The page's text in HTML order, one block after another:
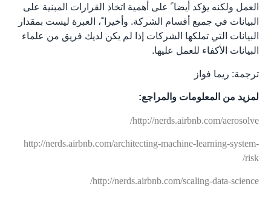
العمل ولكنه يؤكد أيضا ً على أهمية اتخاذ القرارات المبنية على
البيانات في جميع أقسام الشركة. وأخيرا ً، العبرة ليست بمقدار
البيانات التي تملكها الشركات إذا لم يكن لديك فريق من علماء
البيانات الأكفاء للعمل عليها.
ترجمة: ريما فواز
لمزيد من المعلومات والمراجع:
http://nerds.airbnb.com/aerosolve/
http://nerds.airbnb.com/architecting-machine-learning-system-
risk/
http://nerds.airbnb.com/scaling-data-science/